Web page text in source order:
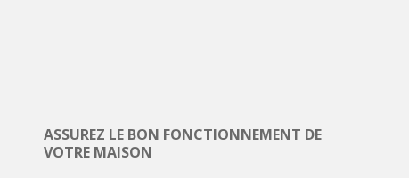
ASSUREZ LE BON FONCTIONNEMENT DE
VOTRE MAISON